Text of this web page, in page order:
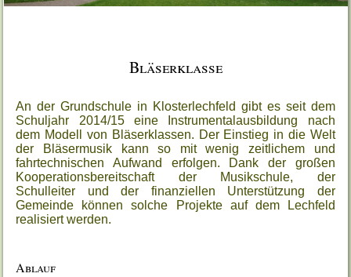
Bläserklasse
An der Grundschule in Klosterlechfeld gibt es seit dem
Schuljahr 2014/15 eine Instrumentalausbildung nach
dem Modell von Bläserklassen. Der Einstieg in die Welt
der Bläsermusik kann so mit wenig zeitlichem und
fahrtechnischen Aufwand erfolgen. Dank der großen
Kooperationsbereitschaft der Musikschule, der
Schulleiter und der finanziellen Unterstützung der
Gemeinde können solche Projekte auf dem Lechfeld
realisiert werden.
Ablauf